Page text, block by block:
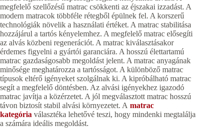
megfelelő szellőzésű matrac csökkenti az éjszakai izzadást. A
modern matracok többféle rétegből épülnek fel. A korszerű
technológiák növelik a használati értéket. A matrac stabilitása
hozzájárul a tartós kényelemhez. A megfelelő matrac elősegíti
az alvás közbeni regenerációt. A matrac kiválasztásakor
érdemes figyelni a gyártói garanciára. A hosszú élettartamú
matrac gazdaságosabb megoldást jelent. A matrac anyagának
minősége meghatározza a tartósságot. A különböző matrac
típusok eltérő igényeket szolgálnak ki. A kipróbálható matrac
segít a megfelelő döntésben. Az alvási igényekhez igazodó
matrac javítja a közérzetet. A jól megválasztott matrac hosszú
távon biztosít stabil alvási környezetet. A matrac
kategória választéka lehetővé teszi, hogy mindenki megtalálja
a számára ideális megoldást.